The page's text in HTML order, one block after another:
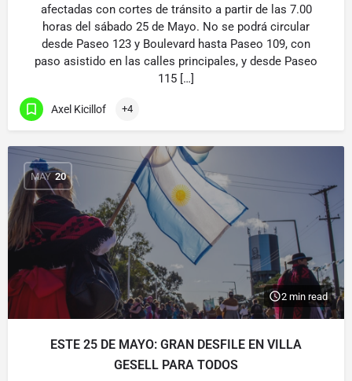
afectadas con cortes de tránsito a partir de las 7.00
horas del sábado 25 de Mayo. No se podrá circular
desde Paseo 123 y Boulevard hasta Paseo 109, con
paso asistido en las calles principales, y desde Paseo
115 […]
Axel Kicillof +4
MAY 20
2 min read
ESTE 25 DE MAYO: GRAN DESFILE EN VILLA
GESELL PARA TODOS